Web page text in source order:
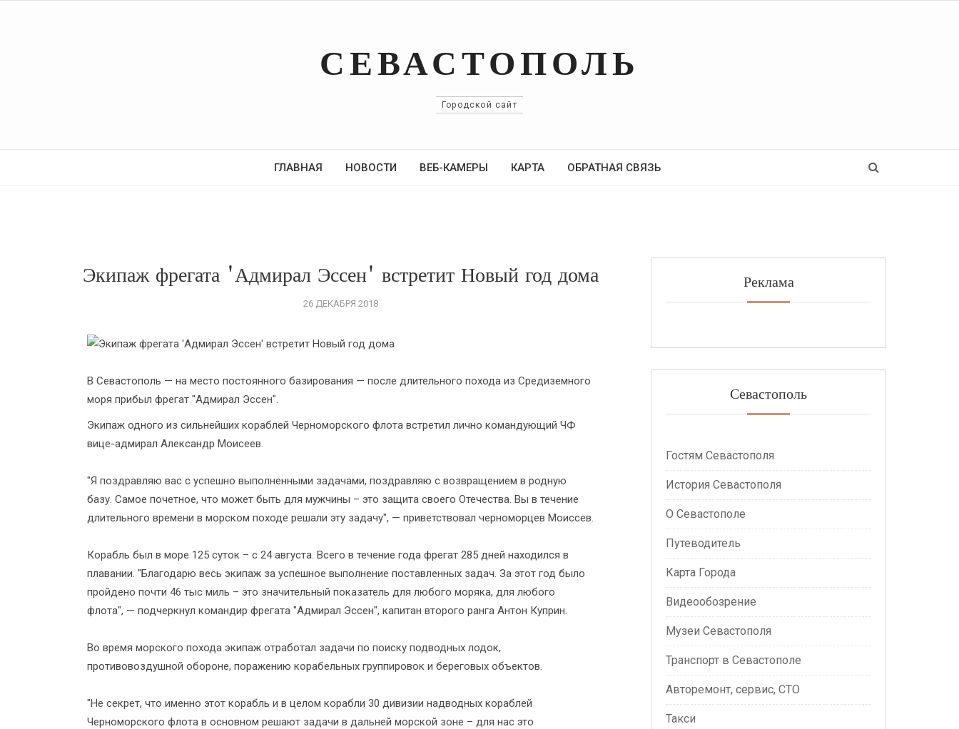
СЕВАСТОПОЛЬ
Городской сайт
ГЛАВНАЯ НОВОСТИ ВЕБ-КАМЕРЫ КАРТА ОБРАТНАЯ СВЯЗЬ
Экипаж фрегата 'Адмирал Эссен' встретит Новый год дома
26 ДЕКАБРЯ 2018
В Севастополь — на место постоянного базирования — после длительного похода из Средиземного
моря прибыл фрегат "Адмирал Эссен".
Экипаж одного из сильнейших кораблей Черноморского флота встретил лично командующий ЧФ
вице-адмирал Александр Моисеев.
"Я поздравляю вас с успешно выполненными задачами, поздравляю с возвращением в родную
базу. Самое почетное, что может быть для мужчины – это защита своего Отечества. Вы в течение
длительного времени в морском походе решали эту задачу", — приветствовал черноморцев Моиссев.
Корабль был в море 125 суток – с 24 августа. Всего в течение года фрегат 285 дней находился в
плавании. "Благодарю весь экипаж за успешное выполнение поставленных задач. За этот год было
пройдено почти 46 тыс миль – это значительный показатель для любого моряка, для любого
флота", — подчеркнул командир фрегата "Адмирал Эссен", капитан второго ранга Антон Куприн.
Во время морского похода экипаж отработал задачи по поиску подводных лодок,
противовоздушной обороне, поражению корабельных группировок и береговых объектов.
"Не секрет, что именно этот корабль и в целом корабли 30 дивизии надводных кораблей
Черноморского флота в основном решают задачи в дальней морской зоне – для нас это
Реклама
Севастополь
Гостям Севастополя
История Севастополя
О Севастополе
Путеводитель
Карта Города
Видеообозрение
Музеи Севастополя
Транспорт в Севастополе
Авторемонт, сервис, СТО
Такси